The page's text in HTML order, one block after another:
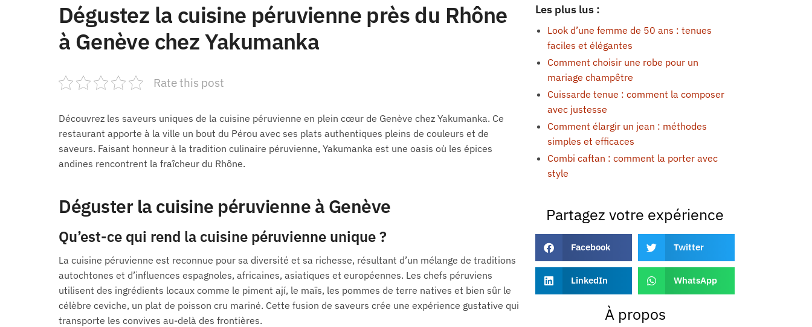
Dégustez la cuisine péruvienne près du Rhône
à Genève chez Yakumanka
Rate this post
Découvrez les saveurs uniques de la cuisine péruvienne en plein cœur de Genève chez Yakumanka. Ce
restaurant apporte à la ville un bout du Pérou avec ses plats authentiques pleins de couleurs et de
saveurs. Faisant honneur à la tradition culinaire péruvienne, Yakumanka est une oasis où les épices
andines rencontrent la fraîcheur du Rhône.
Déguster la cuisine péruvienne à Genève
Qu’est-ce qui rend la cuisine péruvienne unique ?
La cuisine péruvienne est reconnue pour sa diversité et sa richesse, résultant d’un mélange de traditions
autochtones et d’influences espagnoles, africaines, asiatiques et européennes. Les chefs péruviens
utilisent des ingrédients locaux comme le piment ají, le maïs, les pommes de terre natives et bien sûr le
célèbre ceviche, un plat de poisson cru mariné. Cette fusion de saveurs crée une expérience gustative qui
transporte les convives au-delà des frontières.
Les plus lus :
Look d’une femme de 50 ans : tenues
faciles et élégantes
Comment choisir une robe pour un
mariage champêtre
Cuissarde tenue : comment la composer
avec justesse
Comment élargir un jean : méthodes
simples et efficaces
Combi caftan : comment la porter avec
style
Partagez votre expérience
Facebook Twitter
LinkedIn WhatsApp
À propos